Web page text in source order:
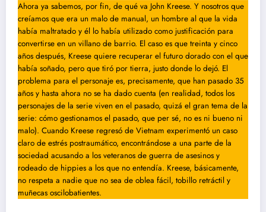
Ahora ya sabemos, por fin, de qué va John Kreese. Y nosotros que
creíamos que era un malo de manual, un hombre al que la vida
había maltratado y él lo había utilizado como justificación para
convertirse en un villano de barrio. El caso es que treinta y cinco
años después, Kreese quiere recuperar el futuro dorado con el que
había soñado, pero que tiró por tierra, justo donde lo dejó. El
problema para el personaje es, precisamente, que han pasado 35
años y hasta ahora no se ha dado cuenta (en realidad, todos los
personajes de la serie viven en el pasado, quizá el gran tema de la
serie: cómo gestionamos el pasado, que per sé, no es ni bueno ni
malo). Cuando Kreese regresó de Vietnam experimentó un caso
claro de estrés postraumático, encontrándose a una parte de la
sociedad acusando a los veteranos de guerra de asesinos y
rodeado de hippies a los que no entendía. Kreese, básicamente,
no respeta a nadie que no sea de oblea fácil, tobillo retráctil y
muñecas oscilobatientes.